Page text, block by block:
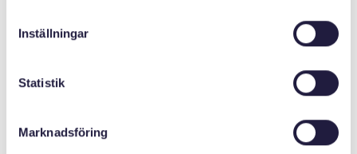
Inställningar
Statistik
Marknadsföring